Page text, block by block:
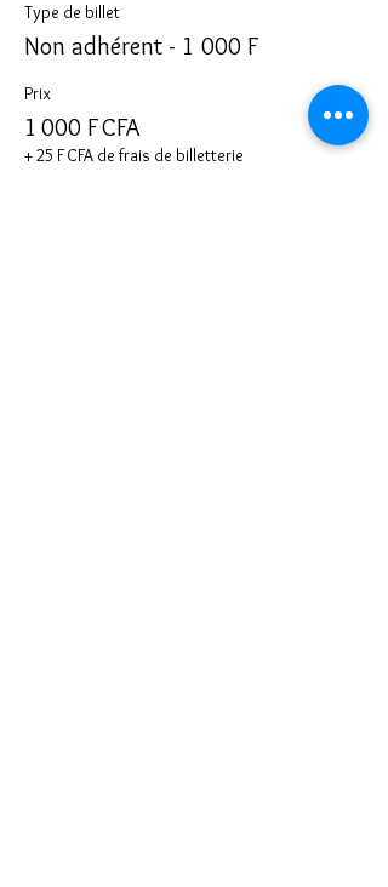
Type de billet
Non adhérent - 1 000 F
Prix
1 000 F CFA
+ 25 F CFA de frais de billetterie